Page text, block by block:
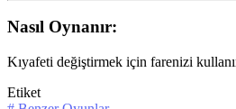
Nasıl Oynanır:
Kıyafeti değiştirmek için farenizi
Etiket